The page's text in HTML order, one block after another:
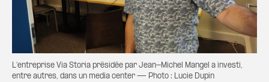
L’entreprise Via Storia présidée par Jean-Michel Mangel a investi,
entre autres, dans un media center — Photo : Lucie Dupin